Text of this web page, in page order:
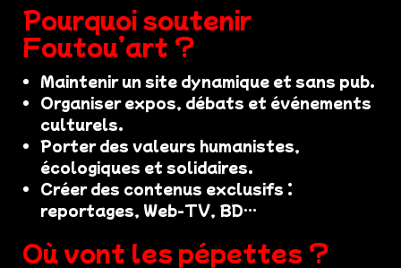
Pourquoi soutenir
Foutou’art ?
Maintenir un site dynamique et sans pub.
Organiser expos, débats et événements
culturels.
Porter des valeurs humanistes,
écologiques et solidaires.
Créer des contenus exclusifs :
reportages, Web-TV, BD…
Où vont les pépettes ?